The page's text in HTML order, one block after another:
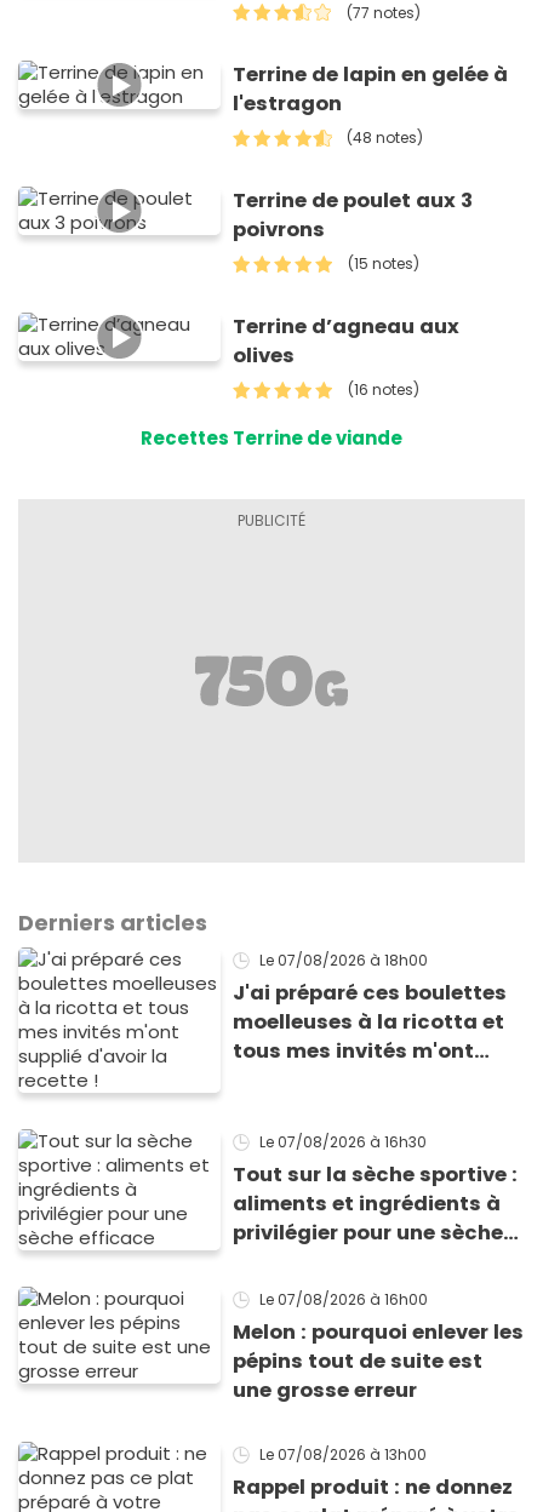
(77 notes)
Terrine de lapin en gelée à
l'estragon
(48 notes)
Terrine de poulet aux 3
poivrons
(15 notes)
Terrine d’agneau aux
olives
(16 notes)
Recettes Terrine de viande
Derniers articles
Le 07/08/2026 à 18h00
J'ai préparé ces boulettes
moelleuses à la ricotta et
tous mes invités m'ont
Le 07/08/2026 à 16h30
Tout sur la sèche sportive :
aliments et ingrédients à
privilégier pour une sèche
Le 07/08/2026 à 16h00
Melon : pourquoi enlever les
pépins tout de suite est
une grosse erreur
Le 07/08/2026 à 13h00
Rappel produit : ne donnez